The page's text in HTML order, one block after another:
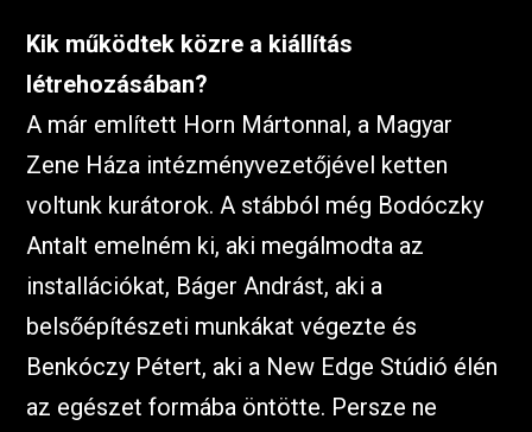
Kik működtek közre a kiállítás
létrehozásában?
A már említett Horn Mártonnal, a Magyar
Zene Háza intézményvezetőjével ketten
voltunk kurátorok. A stábból még Bodóczky
Antalt emelném ki, aki megálmodta az
installációkat, Báger Andrást, aki a
belsőépítészeti munkákat végezte és
Benkóczy Pétert, aki a New Edge Stúdió élén
az egészet formába öntötte. Persze ne